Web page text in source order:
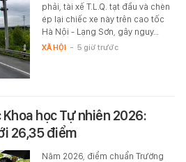
phải, tài xế T.L.Q. tạt đầu và chèn
ép lại chiếc xe này trên cao tốc
Hà Nội - Lạng Sơn, gây nguy…
XÃ HỘI - 5 giờ trước
học Tự nhiên 2026:
26,35 điểm
Năm 2026, điểm chuẩn Trường